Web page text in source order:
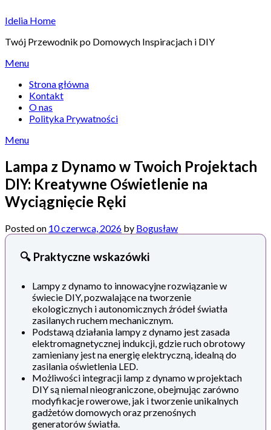
to
Idelia Home
Twój Przewodnik po Domowych Inspiracjach i DIY
Menu
Strona główna
Kontakt
O nas
Polityka Prywatności
Menu
Lampa z Dynamo w Twoich Projektach
DIY: Kreatywne Oświetlenie na
Wyciągnięcie Ręki
Posted on 10 czerwca, 2026 by Bogusław
🔍 Praktyczne wskazówki
Lampy z dynamo to innowacyjne rozwiązanie w
świecie DIY, pozwalające na tworzenie
ekologicznych i autonomicznych źródeł światła
zasilanych ruchem mechanicznym.
Podstawą działania lampy z dynamo jest zasada
elektromagnetycznej indukcji, gdzie ruch obrotowy
zamieniany jest na energię elektryczną, idealną do
zasilania oświetlenia LED.
Możliwości integracji lamp z dynamo w projektach
DIY są niemal nieograniczone, obejmując zarówno
modyfikacje rowerowe, jak i tworzenie unikalnych
gadżetów domowych oraz przenośnych
generatorów światła.